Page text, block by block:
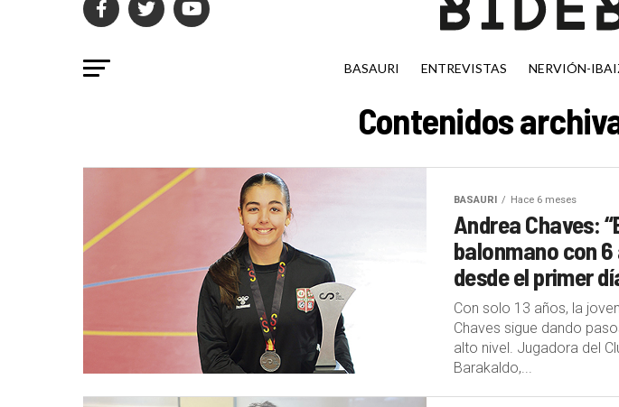
BASAURI ENTREVISTAS NERVIÓN-
Contenidos
BASAURI Hace 6 meses
Andrea Chaves:
balonmano con
desde el primer
Con solo 13 años, la
Chaves sigue dando
alto nivel. Jugadora del
Barakaldo,...